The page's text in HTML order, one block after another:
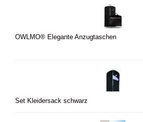
OWLMO® Elegante Anzugtaschen
Set Kleidersack schwarz